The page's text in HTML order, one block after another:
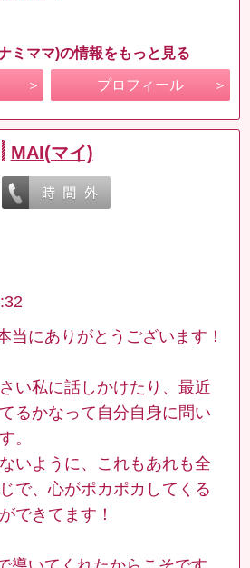
ミママ)の情報をもっと見る
プロフィール
MAI(マイ)
当にありがとうございます！
い私に話しかけたり、最近
るかなって自分自身に問い
。
いように、これもあれも全
で、心がポカポカしてくる
できてます！